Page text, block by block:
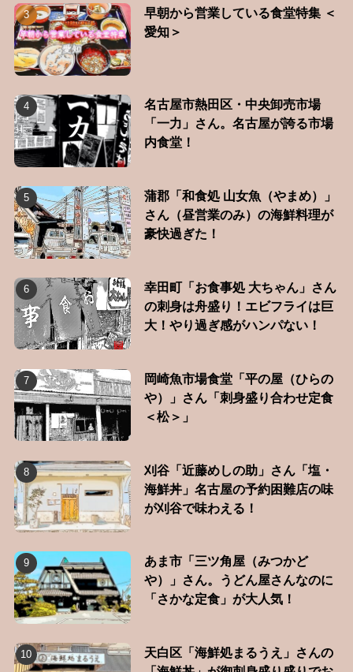
早朝から営業している食堂特集 ＜
愛知＞
名古屋市熱田区・中央卸売市場
「一力」さん。名古屋が誇る市場
内食堂！
蒲郡「和食処 山女魚（やまめ）」
さん（昼営業のみ）の海鮮料理が
豪快過ぎた！
幸田町「お食事処 大ちゃん」さん
の刺身は舟盛り！エビフライは巨
大！やり過ぎ感がハンパない！
岡崎魚市場食堂「平の屋（ひらの
や）」さん「刺身盛り合わせ定食
＜松＞」
刈谷「近藤めしの助」さん「塩・
海鮮丼」名古屋の予約困難店の味
が刈谷で味わえる！
あま市「三ツ角屋（みつかど
や）」さん。うどん屋さんなのに
「さかな定食」が大人気！
天白区「海鮮処まるうえ」さんの